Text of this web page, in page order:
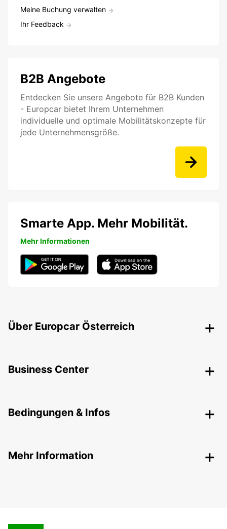
Meine Buchung verwalten
Ihr Feedback
B2B Angebote
Entdecken Sie unsere Angebote für B2B Kunden
- Europcar bietet Ihrem Unternehmen
individuelle und optimale Mobilitätskonzepte für
jede Unternehmensgröße.
Smarte App. Mehr Mobilität.
Mehr Informationen
Über Europcar Österreich
Business Center
Bedingungen & Infos
Mehr Information